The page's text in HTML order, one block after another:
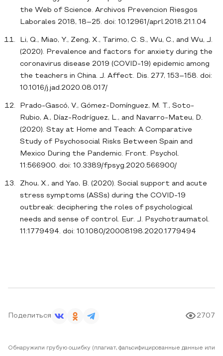
the Web of Science. Archivos Prevencion Riesgos
Laborales 2018, 18–25. doi: 10.12961/aprl.2018.21.1.04
Li, Q., Miao, Y., Zeng, X., Tarimo, C. S., Wu, C., and Wu, J.
(2020). Prevalence and factors for anxiety during the
coronavirus disease 2019 (COVID-19) epidemic among
the teachers in China. J. Affect. Dis. 277, 153–158. doi:
10.1016/j.jad.2020.08.017/
Prado-Gascó, V., Gómez-Domínguez, M. T., Soto-
Rubio, A., Díaz-Rodríguez, L., and Navarro-Mateu, D.
(2020). Stay at Home and Teach: A Comparative
Study of Psychosocial Risks Between Spain and
Mexico During the Pandemic. Front. Psychol.
11:566900. doi: 10.3389/fpsyg.2020.566900/
Zhou, X., and Yao, B. (2020). Social support and acute
stress symptoms (ASSs) during the COVID-19
outbreak: deciphering the roles of psychological
needs and sense of control. Eur. J. Psychotraumatol.
11:1779494. doi: 10.1080/20008198.2020.1779494
Поделиться 2707
Обнаружили грубую ошибку (плагиат, фальсифицированные данные или